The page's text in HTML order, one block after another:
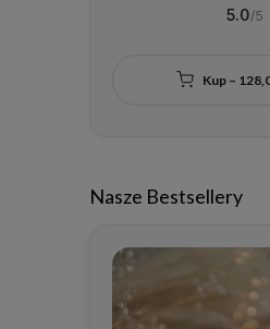
Miłości Jest
5.0
Kup –
Nasze Bestsellery